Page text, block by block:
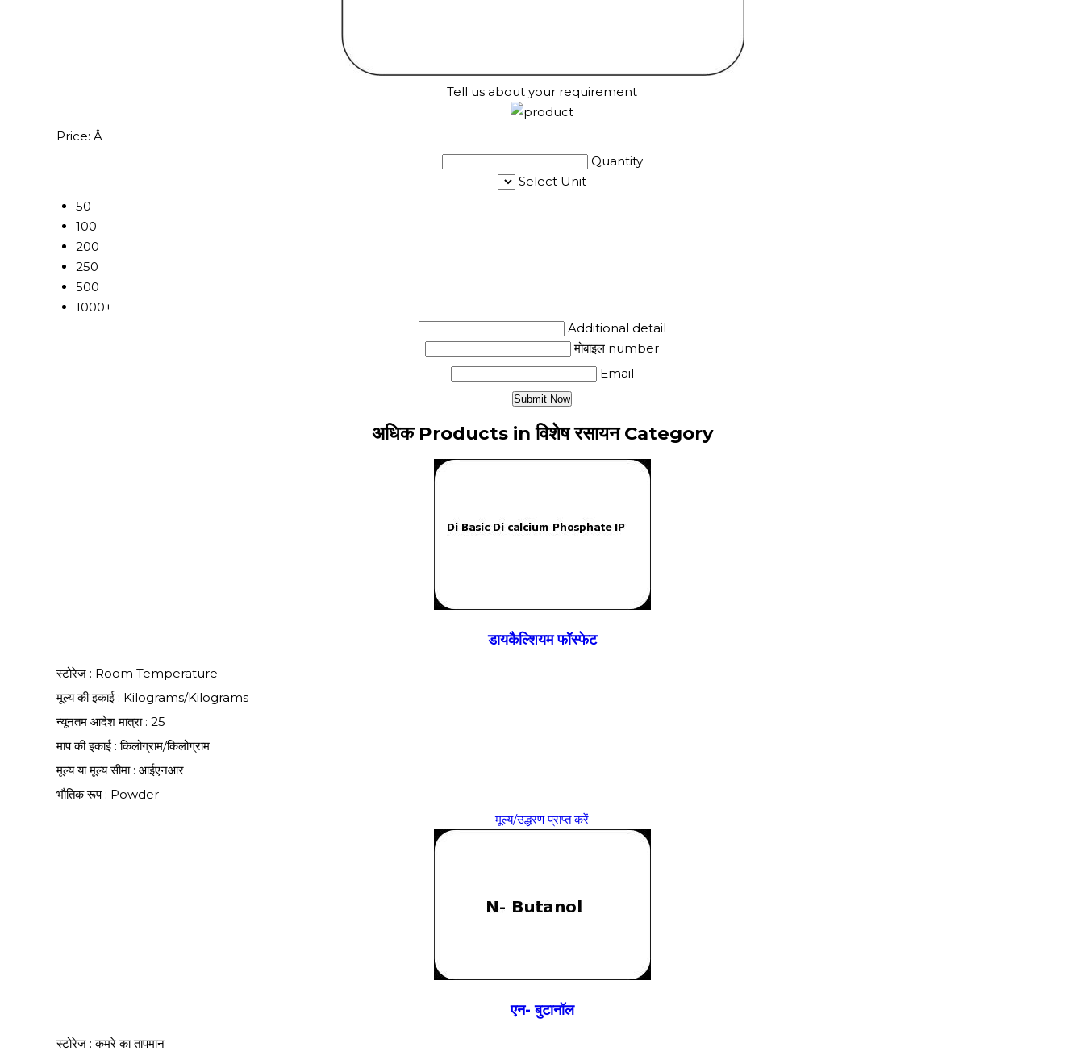
Tell us about your requirement
Price: Â
Quantity
Select Unit
50
100
200
250
500
1000+
Additional detail
मोबाइल number
Email
अधिक Products in विशेष रसायन Category
डायकैल्शियम फॉस्फेट
स्टोरेज : Room Temperature
मूल्य की इकाई : Kilograms/Kilograms
न्यूनतम आदेश मात्रा : 25
माप की इकाई : किलोग्राम/किलोग्राम
मूल्य या मूल्य सीमा : आईएनआर
भौतिक रूप : Powder
मूल्य/उद्धरण प्राप्त करें
एन- बुटानॉल
स्टोरेज : कमरे का तापमान